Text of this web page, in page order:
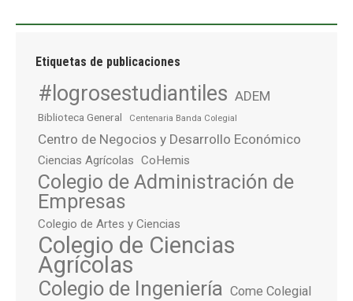
Etiquetas de publicaciones
#logrosestudiantiles ADEM
Biblioteca General Centenaria Banda Colegial
Centro de Negocios y Desarrollo Económico
Ciencias Agrícolas CoHemis
Colegio de Administración de
Empresas
Colegio de Artes y Ciencias
Colegio de Ciencias
Agrícolas
Colegio de Ingeniería Come Colegial